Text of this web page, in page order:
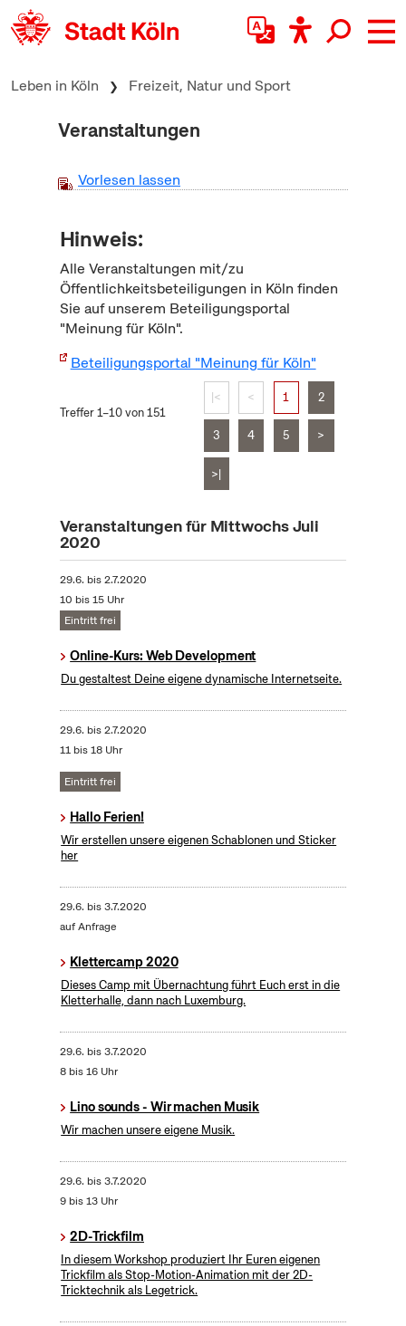
zum Inhalt springen
Leben in Köln Freizeit, Natur und Sport
Veranstaltungen
Vorlesen lassen
Hinweis:
Alle Veranstaltungen mit/zu
Öffentlichkeitsbeteiligungen in Köln finden
Sie auf unserem Beteiligungsportal
"Meinung für Köln".
Beteiligungsportal "Meinung für Köln"
Treffer 1–10 von 151
|< < 1 2
3 4 5 >
>|
Veranstaltungen für Mittwochs Juli
2020
29.6. bis2.7.2020
10 bis 15 Uhr
Eintritt frei
Online-Kurs: Web Development
Du gestaltest Deine eigene dynamische Internetseite.
29.6. bis2.7.2020
11 bis 18 Uhr
Eintritt frei
Hallo Ferien!
Wir erstellen unsere eigenen Schablonen und Sticker
her
29.6. bis3.7.2020
auf Anfrage
Klettercamp 2020
Dieses Camp mit Übernachtung führt Euch erst in die
Kletterhalle, dann nach Luxemburg.
29.6. bis3.7.2020
8 bis 16 Uhr
Lino sounds - Wir machen Musik
Wir machen unsere eigene Musik.
29.6. bis3.7.2020
9 bis 13 Uhr
2D-Trickfilm
In diesem Workshop produziert Ihr Euren eigenen
Trickfilm als Stop-Motion-Animation mit der 2D-
Tricktechnik als Legetrick.